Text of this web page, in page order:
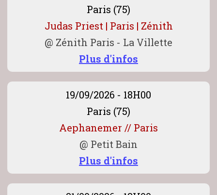
Paris (75)
Judas Priest | Paris | Zénith
@ Zénith Paris - La Villette
Plus d'infos
19/09/2026 - 18H00
Paris (75)
Aephanemer // Paris
@ Petit Bain
Plus d'infos